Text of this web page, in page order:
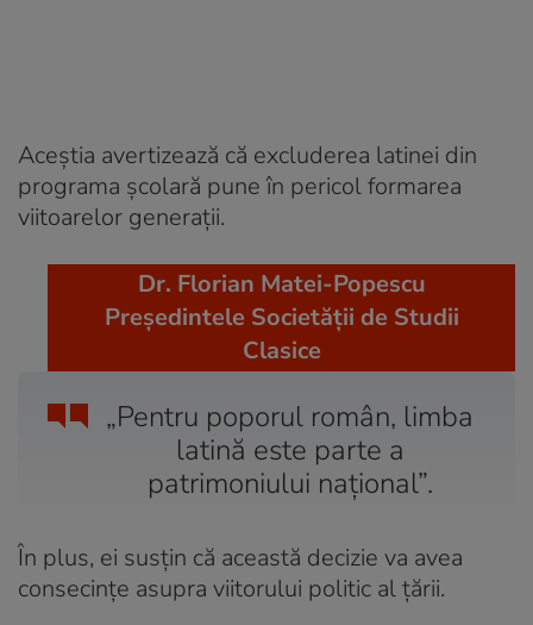
Aceștia avertizează că excluderea latinei din
programa școlară pune în pericol formarea
viitoarelor generații.
„Pentru poporul român, limba
latină este parte a
patrimoniului național”.
Dr. Florian Matei-Popescu
Președintele Societății de Studii
Clasice
În plus, ei susțin că această decizie va avea
consecințe asupra viitorului politic al țării.